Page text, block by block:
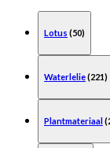
Lotus (50)
Waterlelie(221)
Plantmateriaal